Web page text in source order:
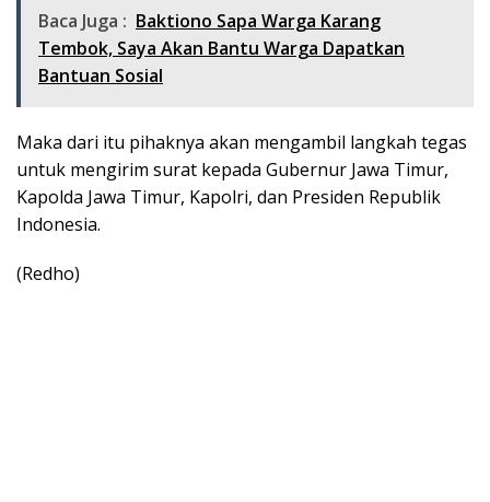
Baca Juga : Baktiono Sapa Warga Karang
Tembok, Saya Akan Bantu Warga Dapatkan
Bantuan Sosial
Maka dari itu pihaknya akan mengambil langkah tegas
untuk mengirim surat kepada Gubernur Jawa Timur,
Kapolda Jawa Timur, Kapolri, dan Presiden Republik
Indonesia.
(Redho)